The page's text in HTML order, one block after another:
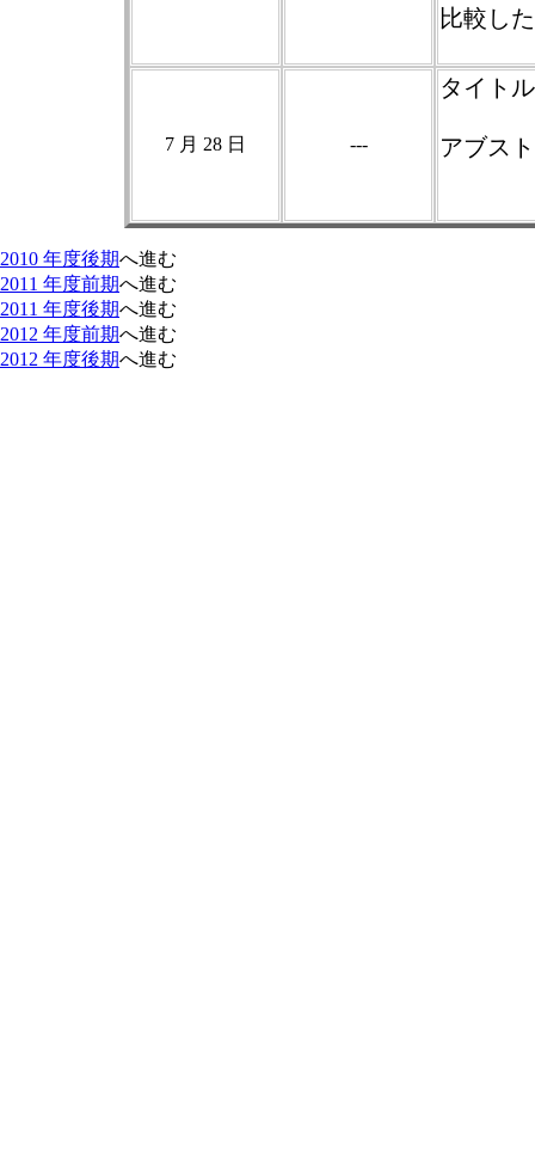
比較し
7 月 28 日 ---
タイト
アブス
2010 年度後期へ進む
2011 年度前期へ進む
2011 年度後期へ進む
2012 年度前期へ進む
2012 年度後期へ進む